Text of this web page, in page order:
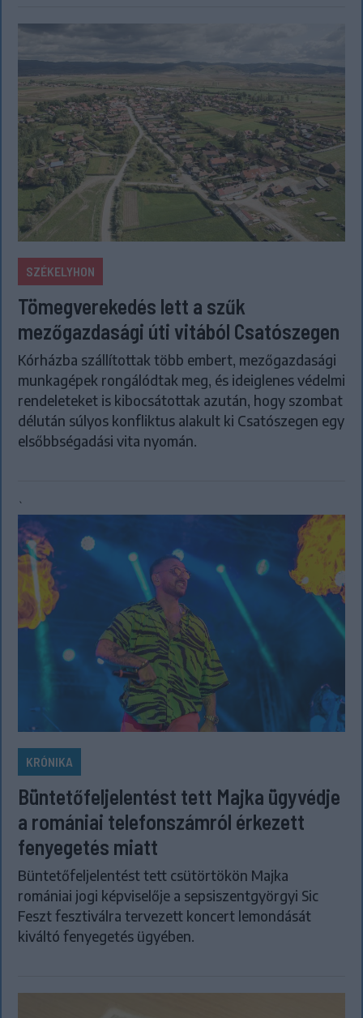
SZÉKELYHON
Tömegverekedés lett a szűk
mezőgazdasági úti vitából Csatószegen
Kórházba szállítottak több embert, mezőgazdasági
munkagépek rongálódtak meg, és ideiglenes védelmi
rendeleteket is kibocsátottak azután, hogy szombat
délután súlyos konfliktus alakult ki Csatószegen egy
elsőbbségadási vita nyomán.
`
KRÓNIKA
Büntetőfeljelentést tett Majka ügyvédje
a romániai telefonszámról érkezett
fenyegetés miatt
Büntetőfeljelentést tett csütörtökön Majka
romániai jogi képviselője a sepsiszentgyörgyi Sic
Feszt fesztiválra tervezett koncert lemondását
kiváltó fenyegetés ügyében.